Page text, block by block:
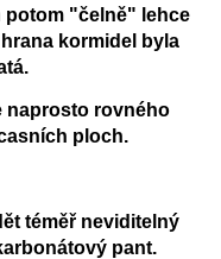
potom "čelně" lehce
kormidel byla
naprosto rovného
ploch.
téměř neviditelný
pant.